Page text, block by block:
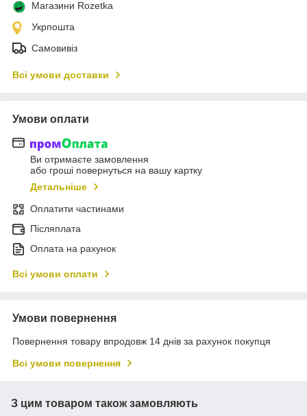
Магазини Rozetka
Укрпошта
Самовивіз
Всі умови доставки
Умови оплати
Ви отримаєте замовлення
або гроші повернуться на вашу картку
Детальніше
Оплатити частинами
Післяплата
Оплата на рахунок
Всі умови оплати
Умови повернення
Повернення товару впродовж 14 днів за рахунок покупця
Всі умови повернення
З цим товаром також замовляють